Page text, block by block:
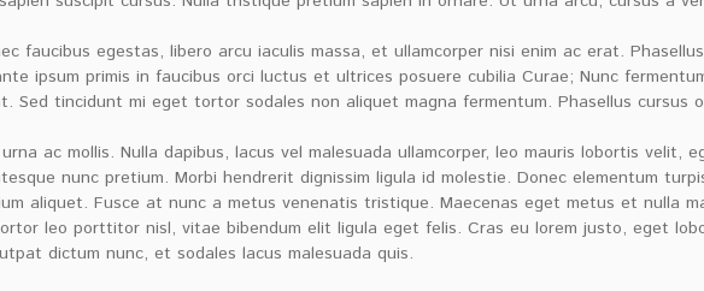
faucibus egestas, libero arcu iaculis massa, et ullamcorper nisi enim ac erat.
ipsum primis in faucibus orci luctus et ultrices posuere cubilia Curae; Nunc
Sed tincidunt mi eget tortor sodales non aliquet magna fermentum. Phasellus cursus
ac mollis. Nulla dapibus, lacus vel malesuada ullamcorper, leo mauris lobortis velit,
nunc pretium. Morbi hendrerit dignissim ligula id molestie. Donec elementum
aliquet. Fusce at nunc a metus venenatis tristique. Maecenas eget metus et nulla
leo porttitor nisl, vitae bibendum elit ligula eget felis. Cras eu lorem justo, eget
dictum nunc, et sodales lacus malesuada quis.